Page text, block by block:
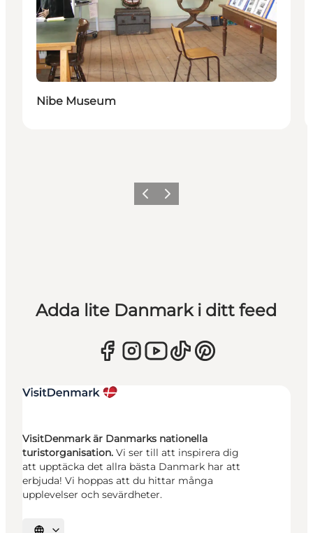
Nibe Museum
Föregående
Nästa
Adda lite Danmark i ditt feed
VisitDenmark är Danmarks nationella
turistorganisation. Vi ser till att inspirera dig
att upptäcka det allra bästa Danmark har att
erbjuda! Vi hoppas att du hittar många
upplevelser och sevärdheter.